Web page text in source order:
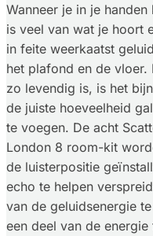
Wanneer je in je
is veel van wat je hoort
in feite weerkaatst
het plafond en de vloer.
zo levendig is, is het
de juiste hoeveelheid
te voegen. De acht
London 8 room-kit
de luisterpositie
echo te helpen
van de geluidsenergie
een deel van de